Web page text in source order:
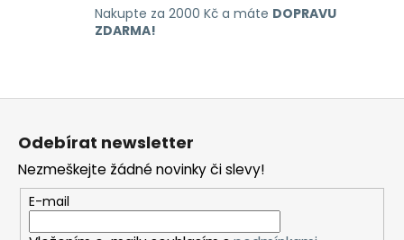
k
p
Nakupte za 2000 Kč a máte DOPRAVU
ZDARMA!
Z
Odebírat newsletter
Nezmeškejte žádné novinky či slevy!
E-mail